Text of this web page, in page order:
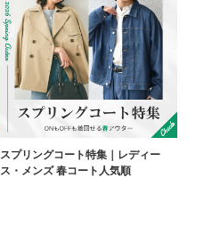
スプリングコート特集｜レディー
ス・メンズ 春コート人気順